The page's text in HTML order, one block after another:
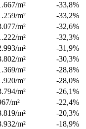
m²
-33,8%
m²
-33,2%
m²
-32,6%
m²
-32,3%
m²
-31,9%
m²
-30,3%
m²
-28,8%
m²
-28,0%
m²
-26,1%
m²
-22,4%
m²
-20,3%
m²
-18,9%